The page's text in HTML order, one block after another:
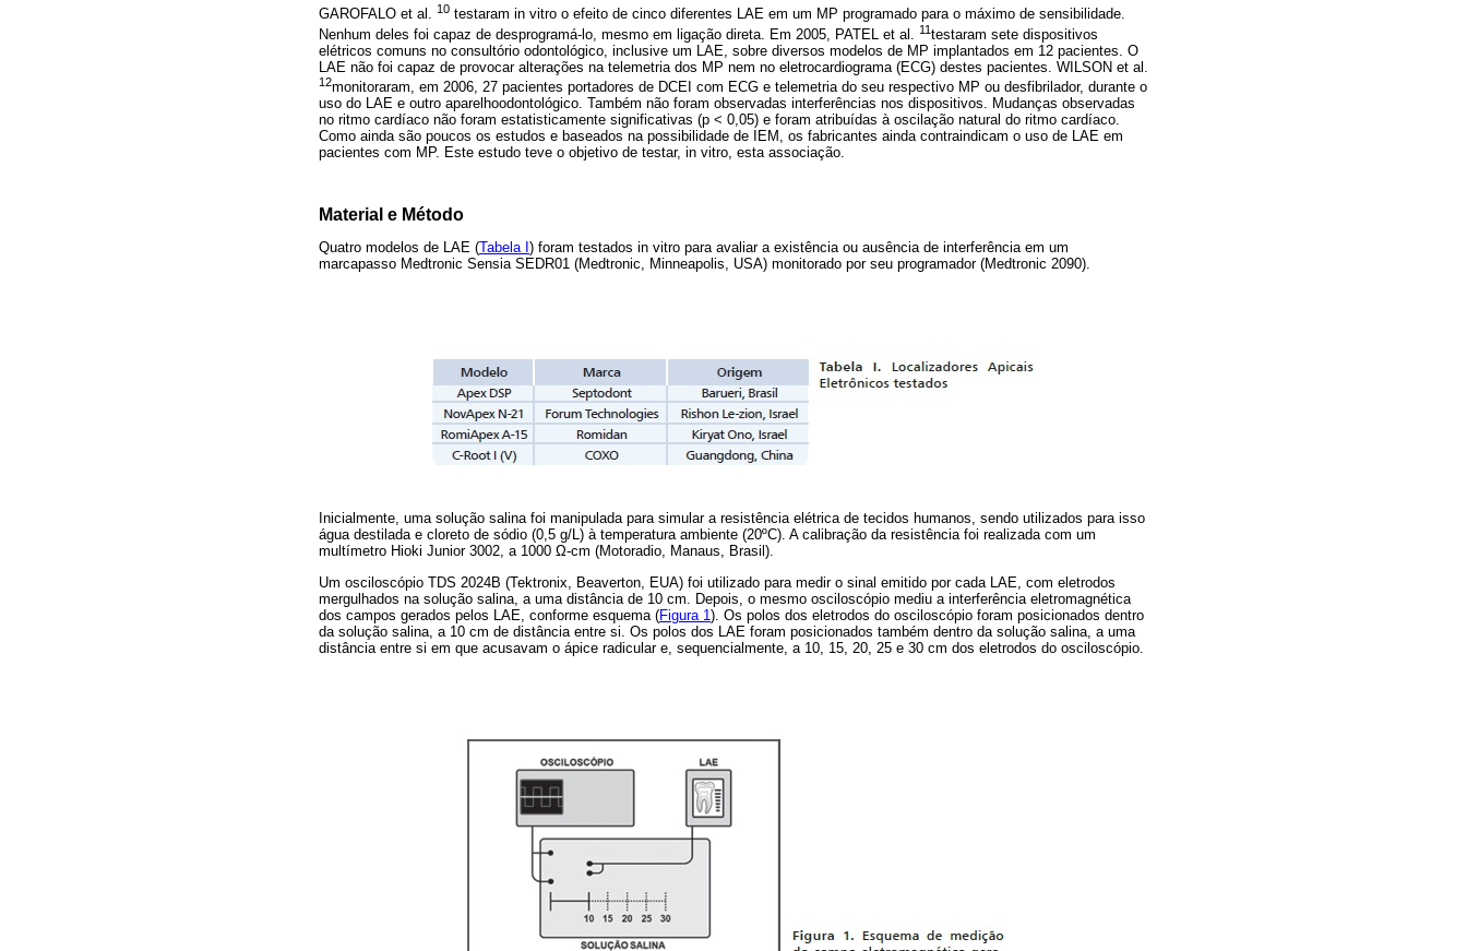
GAROFALO et al. 10 testaram in vitro o efeito de cinco diferentes LAE em um MP programado para o máximo de sensibilidade.
Nenhum deles foi capaz de desprogramá-lo, mesmo em ligação direta. Em 2005, PATEL et al.
11testaram sete dispositivos
elétricos comuns no consultório odontológico, inclusive um LAE, sobre diversos modelos de MP implantados em 12 pacientes. O
LAE não foi capaz de provocar alterações na telemetria dos MP nem no eletrocardiograma (ECG) destes pacientes. WILSON et al.
12monitoraram, em 2006, 27 pacientes portadores de DCEI com ECG e telemetria do seu respectivo MP ou desfibrilador, durante o
uso do LAE e outro aparelhoodontológico. Também não foram observadas interferências nos dispositivos. Mudanças observadas
no ritmo cardíaco não foram estatisticamente significativas (p < 0,05) e foram atribuídas à oscilação natural do ritmo cardíaco.
Como ainda são poucos os estudos e baseados na possibilidade de IEM, os fabricantes ainda contraindicam o uso de LAE em
pacientes com MP. Este estudo teve o objetivo de testar, in vitro, esta associação.
Material e Método
Quatro modelos de LAE (Tabela I ) foram testados in vitro para avaliar a existência ou ausência de interferência em um
marcapasso Medtronic Sensia SEDR01 (Medtronic, Minneapolis, USA) monitorado por seu programador (Medtronic 2090).
Inicialmente, uma solução salina foi manipulada para simular a resistência elétrica de tecidos humanos, sendo utilizados para isso
água destilada e cloreto de sódio (0,5 g/L) à temperatura ambiente (20ºC). A calibração da resistência foi realizada com um
multímetro Hioki Junior 3002, a 1000 Ω-cm (Motoradio, Manaus, Brasil).
Um osciloscópio TDS 2024B (Tektronix, Beaverton, EUA) foi utilizado para medir o sinal emitido por cada LAE, com eletrodos
mergulhados na solução salina, a uma distância de 10 cm. Depois, o mesmo osciloscópio mediu a interferência eletromagnética
dos campos gerados pelos LAE, conforme esquema (Figura 1). Os polos dos eletrodos do osciloscópio foram posicionados dentro
da solução salina, a 10 cm de distância entre si. Os polos dos LAE foram posicionados também dentro da solução salina, a uma
distância entre si em que acusavam o ápice radicular e, sequencialmente, a 10, 15, 20, 25 e 30 cm dos eletrodos do osciloscópio.